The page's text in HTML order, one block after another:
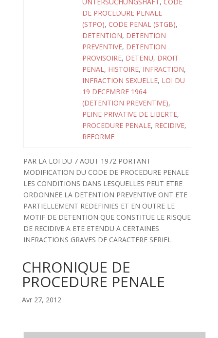
DE PROCEDURE PENALE
(STPO), CODE PENAL (STGB),
DETENTION, DETENTION
PREVENTIVE, DETENTION
PROVISOIRE, DETENU, DROIT
PENAL, HISTOIRE, INFRACTION,
INFRACTION SEXUELLE, LOI DU
19 DECEMBRE 1964
(DETENTION PREVENTIVE),
PEINE PRIVATIVE DE LIBERTE,
PROCEDURE PENALE, RECIDIVE,
REFORME
PAR LA LOI DU 7 AOUT 1972 PORTANT
MODIFICATION DU CODE DE PROCEDURE PENALE
LES CONDITIONS DANS LESQUELLES PEUT ETRE
ORDONNEE LA DETENTION PREVENTIVE ONT ETE
PARTIELLEMENT REDEFINIES ET EN OUTRE LE
MOTIF DE DETENTION QUE CONSTITUE LE RISQUE
DE RECIDIVE A ETE ETENDU A CERTAINES
INFRACTIONS GRAVES DE CARACTERE SERIEL.
CHRONIQUE DE
PROCEDURE PENALE
Avr 27, 2012